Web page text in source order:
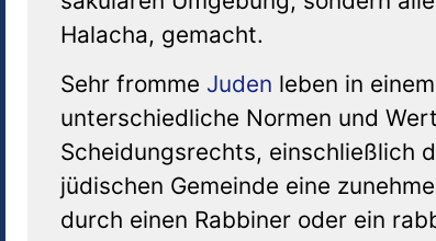
Halacha, gemacht.
Sehr fromme Juden leben in
unterschiedliche Normen und
Scheidungsrechts, einschließlich
jüdischen Gemeinde eine
durch einen Rabbiner oder ein